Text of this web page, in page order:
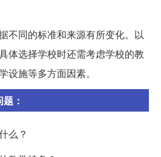
不同的标准和来源有所变化。以
体选择学校时还需考虑学校的教
设施等多方面因素。
：
么？